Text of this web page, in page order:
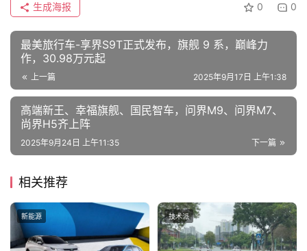
0 0
生成海报
最美旅行车-享界S9T正式发布，旗舰 9 系，巅峰力
作，30.98万元起
上一篇 2025年9月17日 上午1:38
高端新王、幸福旗舰、国民智车，问界M9、问界M7、
尚界H5齐上阵
下一篇
2025年9月24日 上午11:35
相关推荐
新能源 技术派